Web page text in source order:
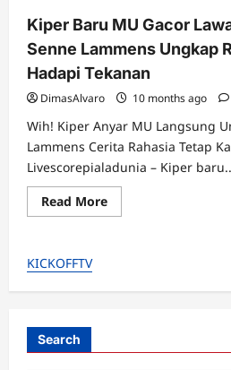
Kiper Baru MU Gacor
Senne Lammens Ungkap
Hadapi Tekanan
DimasAlvaro 10 months ago
Wih! Kiper Anyar MU Langsung
Lammens Cerita Rahasia Tetap
Livescorepialadunia – Kiper
Read MoreRead
more
Lawan
Rahasia
KICKOFFTV
Search